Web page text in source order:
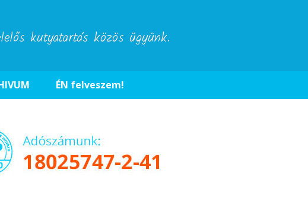
kutyatartás közös ügyünk.
ÉN felveszem!